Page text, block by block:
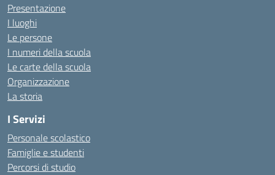
Presentazione
I luoghi
Le persone
I numeri della scuola
Le carte della scuola
Organizzazione
La storia
I Servizi
Personale scolastico
Famiglie e studenti
Percorsi di studio